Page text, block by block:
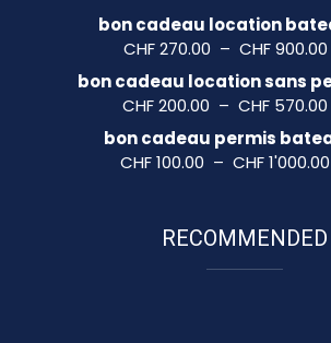
bon cadeau location
CHF270.00 – CHF900.00
à
bon cadeau location sans
CHF200.00 – CHF 570.00
bon cadeau permis
CHF100.00 – CHF1'000.00
RECOMMENDED